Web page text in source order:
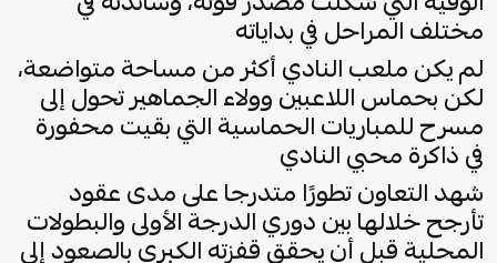
مختلف المراحل في بداياته
لم يكن ملعب النادي أكثر من مساحة متواضعة،
لكن بحماس اللاعبين وولاء الجماهير تحول إلى
مسرح للمباريات الحماسية التي بقيت محفورة
في ذاكرة محبي النادي
شهد التعاون تطورًا متدرجا على مدى عقود
تأرجح خلالها بين دوري الدرجة الأولى والبطولات
المحلية قبل أن يحقق قفزته الكبرى بالصعود إلى